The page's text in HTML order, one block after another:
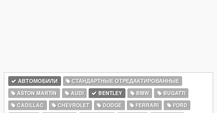
АВТОМОБИЛИ
СТАНДАРТНЫЕ ОТРЕДАКТИРОВАННЫЕ
ASTON MARTIN
AUDI BENTLEY BMW
BUGATTI
CADILLAC
CHEVROLET DODGE FERRARI
FORD